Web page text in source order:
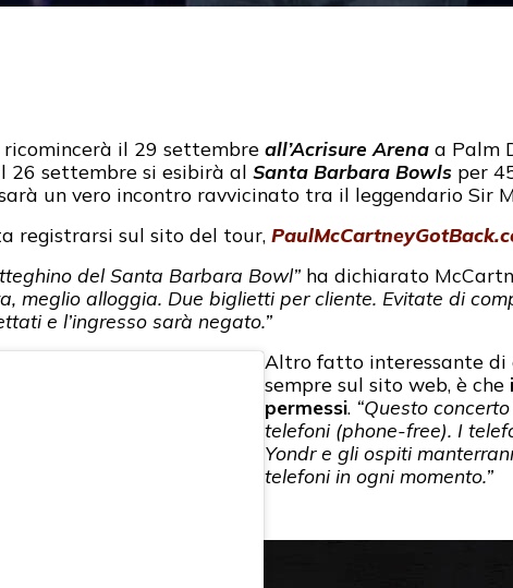
ricomincerà il 29 settembre all’Acrisure Arena a Palm
26 settembre si esibirà al Santa Barbara Bowls per
un vero incontro ravvicinato tra il leggendario Sir
registrarsi sul sito del tour,
del Santa Barbara Bowl” ha dichiarato
meglio alloggia. Due biglietti per cliente. Evitate di
e l’ingresso sarà negato.”
Altro fatto interessante di
sempre sul sito web, è che
permessi. “Questo
telefoni (phone-free). I
Yondr e gli ospiti
telefoni in ogni momento.”